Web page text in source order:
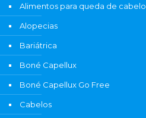
Alimentos para queda de cabelo
Alopecias
Bariátrica
Boné Capellux
Boné Capellux Go Free
Cabelos